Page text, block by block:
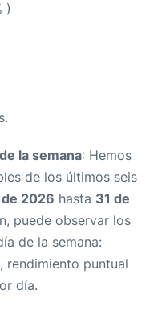
)
la semana: Hemos
de los últimos seis
2026 hasta 31 de
puede observar los
de la semana:
rendimiento puntual
día.